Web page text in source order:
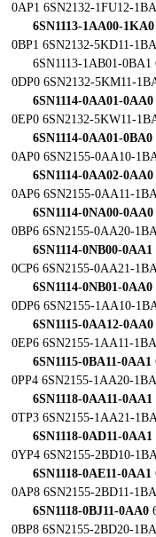
0AP1 6SN2132-1FU12-
6SN1113-1AA00-1KA0
0BP1 6SN2132-5KD11-
6SN1113-1AB01-0BA1
0DP0 6SN2132-5KM11-
6SN1114-0AA01-0AA0
0EP0 6SN2132-5KW11-
6SN1114-0AA01-0BA0
0AP0 6SN2155-0AA10-
6SN1114-0AA02-0AA0
0AP6 6SN2155-0AA11-
6SN1114-0NA00-0AA0
0BP6 6SN2155-0AA20-
6SN1114-0NB00-0AA1
0CP6 6SN2155-0AA21-
6SN1114-0NB01-0AA0
0DP6 6SN2155-1AA10-
6SN1115-0AA12-0AA0
0EP6 6SN2155-1AA11-
6SN1115-0BA11-0AA1
0PP4 6SN2155-1AA20-
6SN1118-0AA11-0AA1
0TP3 6SN2155-1AA21-
6SN1118-0AD11-0AA1
0YP4 6SN2155-2BD10-
6SN1118-0AE11-0AA1
0AP8 6SN2155-2BD11-
6SN1118-0BJ11-0AA0
0BP8 6SN2155-2BD20-